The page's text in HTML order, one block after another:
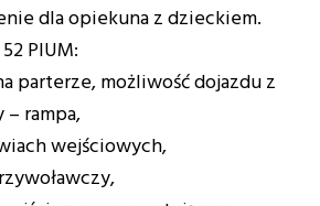
dla opiekuna z dzieckiem.
PIUM:
parterze, możliwość dojazdu z
rampa,
wejściowych,